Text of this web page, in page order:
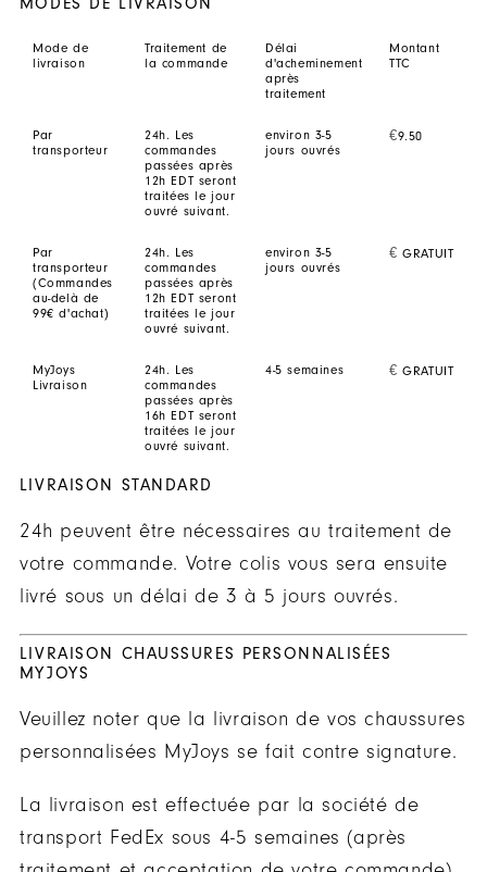
Mode de
livraison
Traitement de
la commande
Délai
d'acheminement
après
traitement
Montant
TTC
Par
transporteur
24h. Les
commandes
passées après
12h EDT seront
traitées le jour
ouvré suivant.
environ 3-5
jours ouvrés
€9.50
Par
transporteur
(Commandes
au-delà de
99€ d'achat)
24h. Les
commandes
passées après
12h EDT seront
traitées le jour
ouvré suivant.
environ 3-5
jours ouvrés
€ GRATUIT
MyJoys
Livraison
24h. Les
commandes
passées après
16h EDT seront
traitées le jour
ouvré suivant.
4-5 semaines € GRATUIT
LIVRAISON STANDARD
24h peuvent être nécessaires au traitement de
votre commande. Votre colis vous sera ensuite
livré sous un délai de 3 à 5 jours ouvrés.
LIVRAISON CHAUSSURES PERSONNALISÉES
MYJOYS
Veuillez noter que la livraison de vos chaussures
personnalisées MyJoys se fait contre signature.
La livraison est effectuée par la société de
transport FedEx sous 4-5 semaines (après